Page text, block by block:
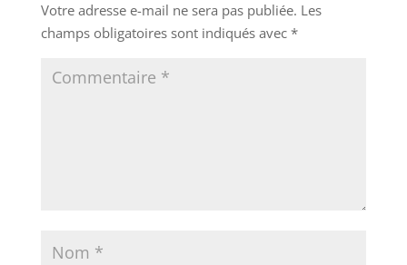
Votre adresse e-mail ne sera pas publiée. Les
champs obligatoires sont indiqués avec *